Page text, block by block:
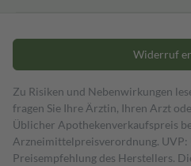
Widerruf
Zu Risiken und Nebenwirkungen
fragen Sie Ihre Ärztin, Ihren Arzt
Üblicher Apothekenverkaufspreis
Arzneimittelpreisverordnung.
Preisempfehlung des Herstellers.